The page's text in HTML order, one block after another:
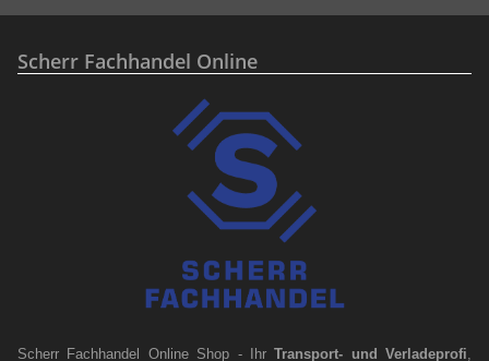
Scherr Fachhandel Online
Scherr Fachhandel Online Shop - IhrTransport- und Verladeprofi,